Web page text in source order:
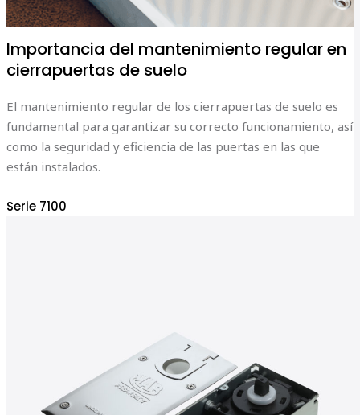
Importancia del mantenimiento regular en
cierrapuertas de suelo
El mantenimiento regular de los cierrapuertas de suelo es
fundamental para garantizar su correcto funcionamiento, así
como la seguridad y eficiencia de las puertas en las que
están instalados.
Serie 7100